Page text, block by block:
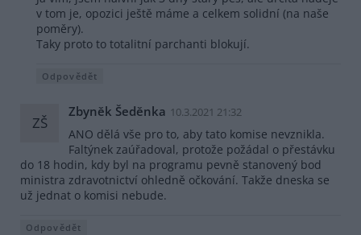
v tom je, opozici ještě máme a celkem solidní (na naše
poměry).
Taky proto to totalitní parchanti blokují.
Odpovědět
ZŠ
Zbyněk Šeděnka 10.3.2021 21:32
ANO dělá vše pro to, aby tato komise nevznikla.
Faltýnek zaúřadoval, protože požádal o přestávku
do 18 hodin, kdy byl na programu pevně stanovený bod
ministra zdravotnictví ohledně očkování. Takže dneska se
už jednat o komisi nebude.
Odpovědět